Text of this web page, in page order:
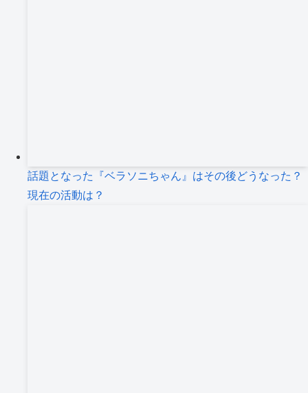
話題となった『ベラソニちゃん』はその後どうなった？
現在の活動は？